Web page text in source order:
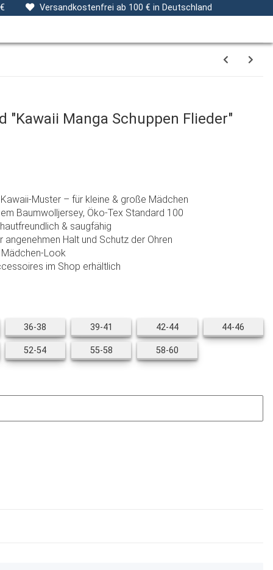
Versandkostenfrei ab 100 € in Deutschland
Stoffe Gutscheine Verpackungsservice
"Kawaii Manga Schuppen Flieder"
Muster – für kleine & große Mädchen
Baumwolljersey, Öko-Tex Standard 100
& saugfähig
angenehmen Halt und Schutz der Ohren
Look
im Shop erhältlich
36-38 39-41 42-4442-44 44-46
52-5452-54 55-5855-58 58-6058-60